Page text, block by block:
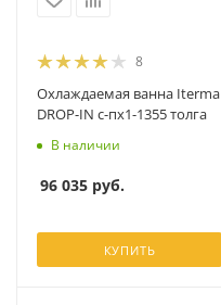
8
Охлаждаемая ванна Iterma
DROP-IN с-пх1-1355 толга
В наличии
96 035 руб.
КУПИТЬ